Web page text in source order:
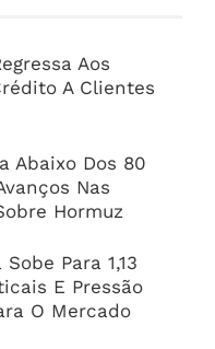
Aos
A Clientes
Abaixo Dos 80
Nas
Hormuz
Para 1,13
E Pressão
O Mercado